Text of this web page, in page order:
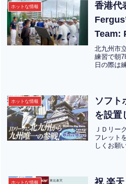
ホットな情報
香港代
Team:
北九州市
練習で朝
日の際は
ホットな情報
ソフト
を設置
ＪＤリー
フレット
しくお願
ホットな情報